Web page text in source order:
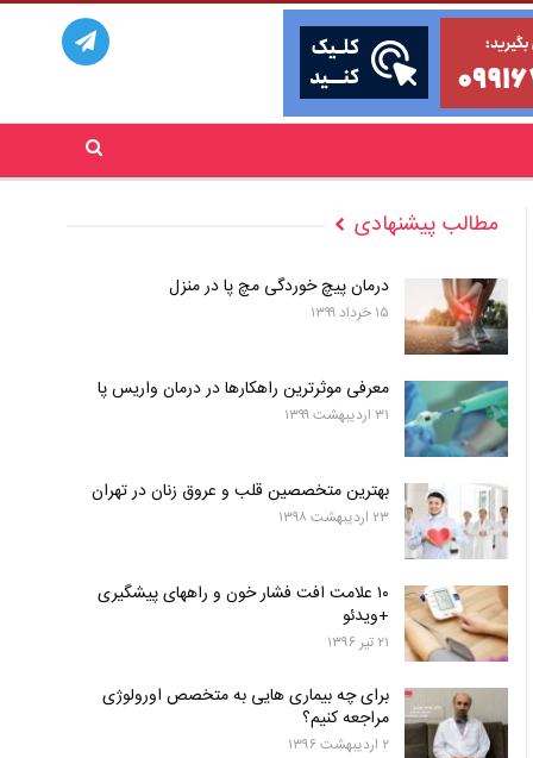
مطالب پیشنهادی
درمان پیچ خوردگی مچ پا در منزل
۱۵ خرداد ۱۳۹۹
معرفی موثرترین راهکارها در درمان واریس پا
۳۱ اردیبهشت ۱۳۹۹
بهترین متخصصین قلب و عروق زنان در تهران
۲۳ اردیبهشت ۱۳۹۸
۱۰ علامت افت فشار خون و راههای پیشگیری
+ویدئو
۲۱ تیر ۱۳۹۶
برای چه بیماری هایی به متخصص اورولوژی
مراجعه کنیم؟
۲ اردیبهشت ۱۳۹۶